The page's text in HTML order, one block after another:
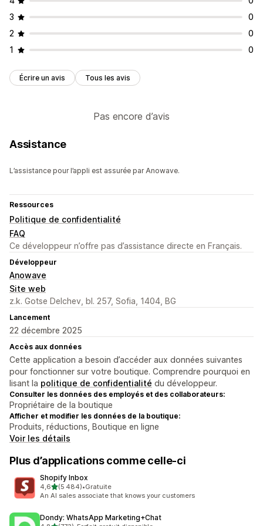
3
0
2
0
1
0
Écrire un avis Tous les avis
Pas encore d’avis
Assistance
L’assistance pour l’appli est assurée par Anowave.
Ressources
Politique de confidentialité
FAQ
Ce développeur n’offre pas d’assistance directe en Français.
Développeur
Anowave
Site web
z.k. Gotse Delchev, bl. 257, Sofia, 1404, BG
Lancement
22 décembre 2025
Accès aux données
Cette application a besoin d’accéder aux données suivantes
pour fonctionner sur votre boutique. Comprendre pourquoi en
lisant la politique de confidentialité du développeur.
Consulter les données des employés et des collaborateurs:
Propriétaire de la boutique
Afficher et modifier les données de la boutique:
Produits, réductions, Boutique en ligne
Voir les détails
Plus d’applications comme celle-ci
Shopify Inbox
4,6étoile(s) sur 5
(5 484)
5484 avis au total
•Gratuite
An AI sales associate that knows your customers
Dondy: WhatsApp Marketing+Chat